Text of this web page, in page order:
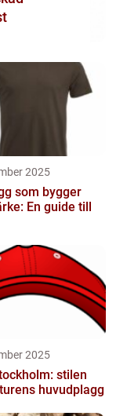
2025
som bygger
En guide till
2025
stilen
huvudplagg